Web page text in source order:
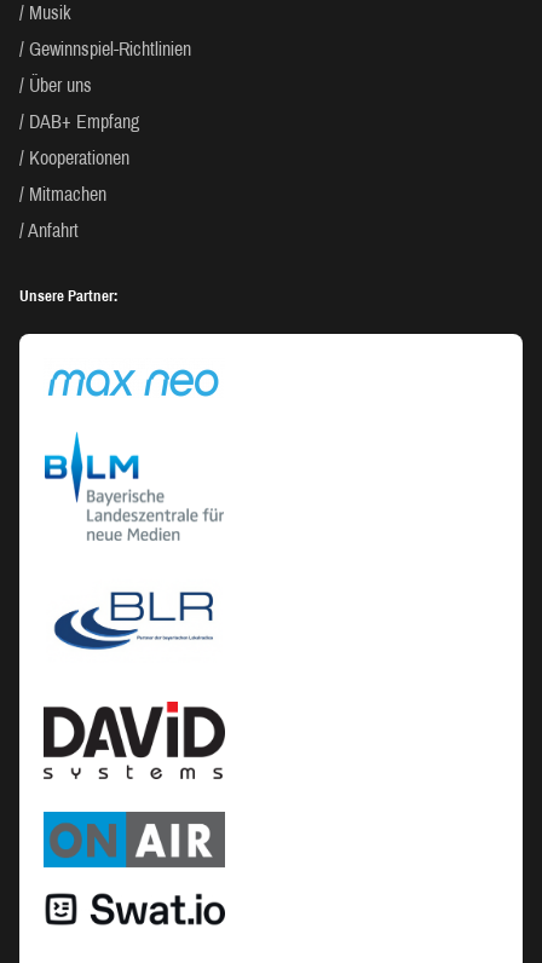
Musik
Gewinnspiel-Richtlinien
Über uns
DAB+ Empfang
Kooperationen
Mitmachen
Anfahrt
Unsere Partner: